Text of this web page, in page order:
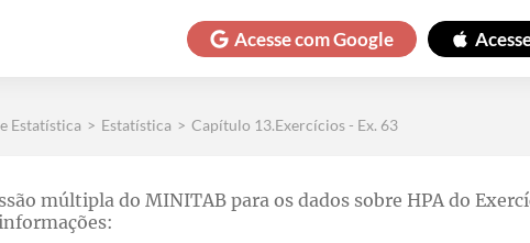
Acesse comGoogle
Estatística > Estatística > Capítulo 13.Exercícios - Ex. 63
múltipla do MINITAB para os dados sobre HPA do